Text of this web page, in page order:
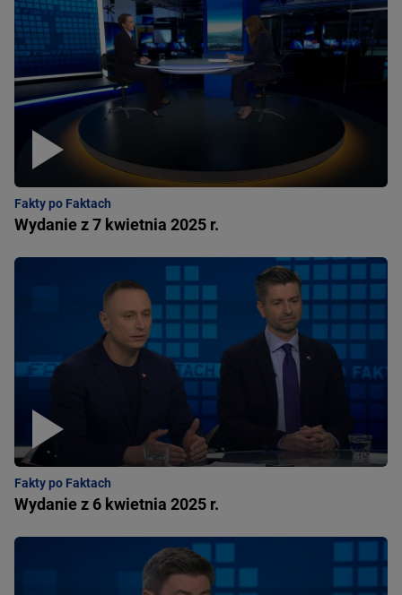
Fakty po Faktach
Wydanie z 7 kwietnia 2025 r.
Fakty po Faktach
Wydanie z 6 kwietnia 2025 r.